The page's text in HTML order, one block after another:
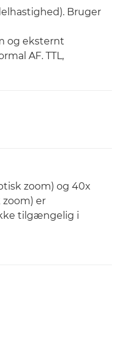
Bruger
og eksternt
AF. TTL,
zoom) og 40x
er
tilgængelig i